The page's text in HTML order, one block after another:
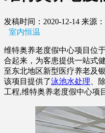
发稿时间：2020-12-14 来源
室内恒温
维特奥养老度假中心项目位
合起来，为客患提供一站式
至东北地区新型医疗养老及
该项目提供了泳池水处理 、
工程,维特奥养老度假中心项